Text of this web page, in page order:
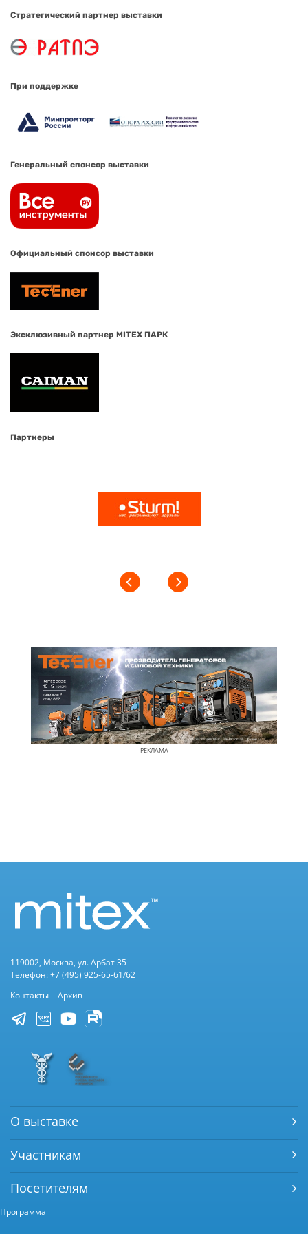
Стратегический партнер выставки
При поддержке
Генеральный спонсор выставки
Официальный спонсор выставки
Эксклюзивный партнер MITEX ПАРК
Партнеры
РЕКЛАМА
119002, Москва, ул. Арбат 35
Телефон: +7 (495) 925-65-61/62
Контакты
Архив
О выставке
Участникам
Посетителям
Программа